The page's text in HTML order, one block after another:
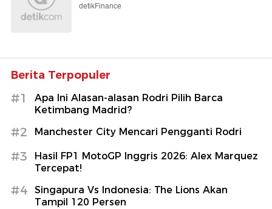
detikFinance
Berita Terpopuler
#1
Apa Ini Alasan-alasan Rodri Pilih Barca
Ketimbang Madrid?
#2 Manchester City Mencari Pengganti Rodri
#3
Hasil FP1 MotoGP Inggris 2026: Alex Marquez
Tercepat!
#4
Singapura Vs Indonesia: The Lions Akan
Tampil 120 Persen